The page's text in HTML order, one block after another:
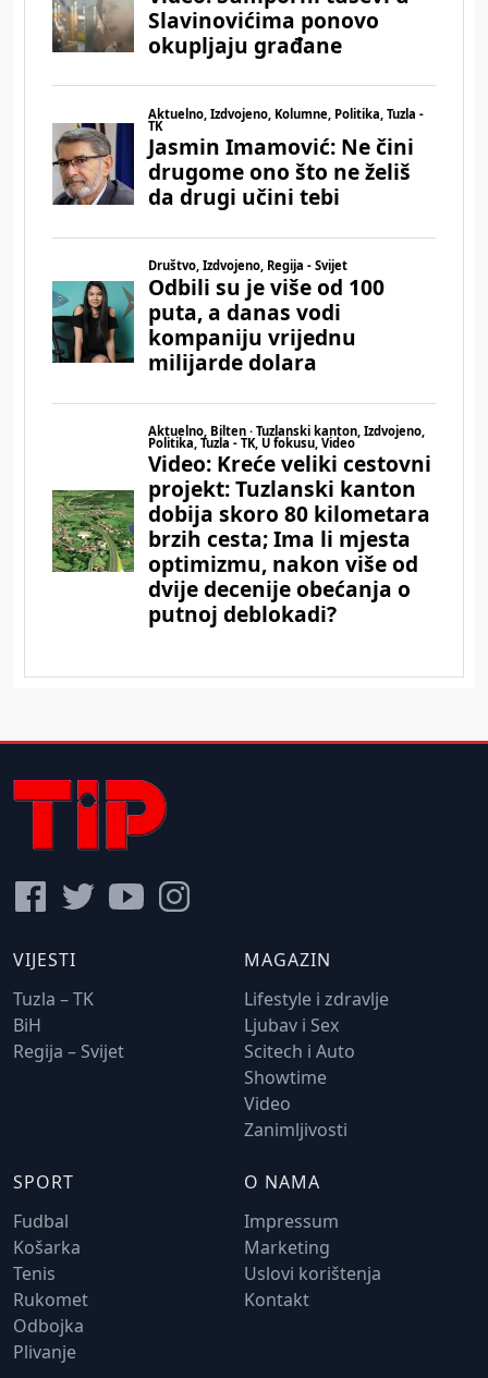
VIJESTI
Tuzla – TK
BiH
Regija – Svijet
MAGAZIN
Lifestyle i zdravlje
Ljubav i Sex
Scitech i Auto
Showtime
Video
Zanimljivosti
SPORT
Fudbal
Košarka
Tenis
Rukomet
Odbojka
Plivanje
O NAMA
Impressum
Marketing
Uslovi korištenja
Kontakt